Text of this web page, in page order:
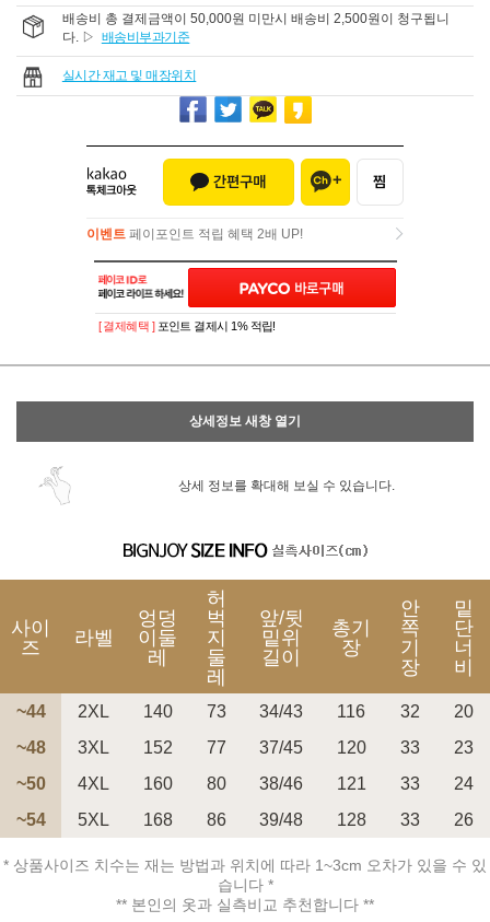
배송비 총 결제금액이 50,000원 미만시 배송비 2,500원이 청구됩니
다. ▷ 배송비부과기준
실시간 재고 및 매장위치
이벤트 페이포인트 적립 혜택 2배 UP!
이벤트페이포인트 적립 혜택 2배 UP!
페이코 ID로 페
PAYCO 바로구매
[ 결제혜택 ] 포인트 결제시 1% 적립!
상세정보 새창 열기
상세 정보를 확대해 보실 수 있습니다.
사이
즈
라벨
엉덩
이둘
레
허
벅
지
둘
레
앞/뒷
밑위
길이
총기
장
안
쪽
기
장
밑
단
너
비
~44 2XL 140 73 34/43 116 32
20
~48
3XL 152 77 37/45 120 33
23
~50
4XL 160 80 38/46 121 33
24
~54
5XL 168 86 39/48 128 33 26
* 상품사이즈 치수는 재는 방법과 위치에 따라 1~3cm 오차가 있을 수 있
습니다 *
** 본인의 옷과 실측비교 추천합니다 **